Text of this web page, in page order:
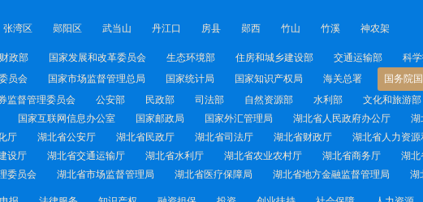
张湾区 郧阳区 武当山 丹江口 房县 郧西 竹山 竹溪 神农架
财政部 国家发展和改革委员会 生态环境部 住房和城乡建设部 交通运输部 科
员会 国家市场监督管理总局 国家统计局 国家知识产权局 海关总署
国务院
监督管理委员会 公安部 民政部 司法部 自然资源部 水利部 文化和旅游部
国家互联网信息办公室 国家邮政局 国家外汇管理局 湖北省人民政府办公厅 湖
厅 湖北省公安厅 湖北省民政厅 湖北省司法厅 湖北省财政厅 湖北省人力资
设厅 湖北省交通运输厅 湖北省水利厅 湖北省农业农村厅 湖北省商务厅 湖北
委员会 湖北省市场监督管理局 湖北省医疗保障局 湖北省地方金融监督管理局 湖